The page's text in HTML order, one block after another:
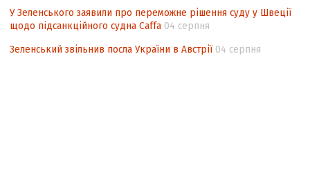
У Зеленського заявили про переможне рішення суду у Швеції
щодо підсанкційного судна Caffa 04 серпня
Зеленський звільнив посла України в Австрії 04 серпня